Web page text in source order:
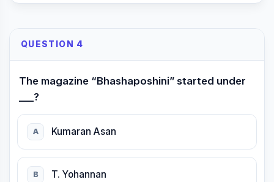
QUESTION 4
The magazine “Bhashaposhini” started under
___?
A Kumaran Asan
B T. Yohannan